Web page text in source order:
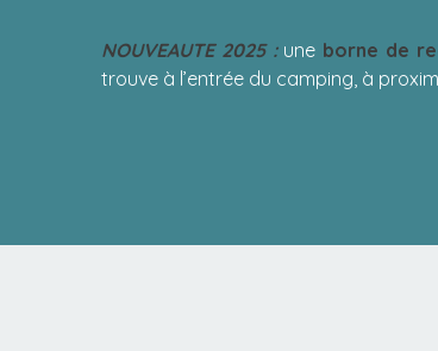
NOUVEAUTE 2025 :une borne de
trouve à l’entrée du camping, à